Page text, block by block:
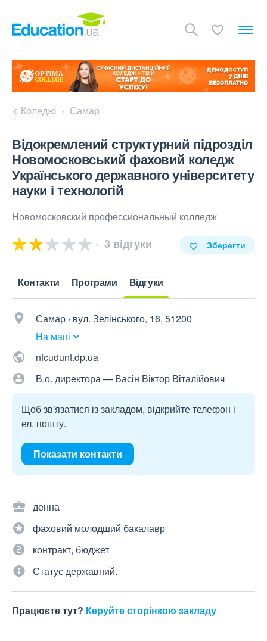
Коледжі Самар
Відокремлений структурний підрозділ
Новомосковський фаховий коледж
Українського державного університету
науки і технологій
Новомосковский профессиональный колледж
3 відгуки Зберегти
Контакти Програми Відгуки
Самар · вул. Зелінського, 16, 51200
На мапі
nfcudunt.dp.ua
В.о. директора — Васін Віктор Віталійович
Щоб зв'язатися із закладом, відкрийте телефон і
ел. пошту.
Показати контакти
денна
фаховий молодший бакалавр
контракт, бюджет
Статус державний.
Працюєте тут? Керуйте сторінкою закладу